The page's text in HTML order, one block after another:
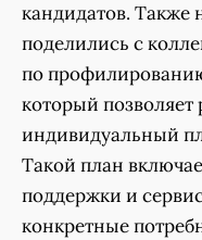
кандидатов. Также
поделились с
по
который позволяет
индивидуальный
Такой план
поддержки и
конкретные